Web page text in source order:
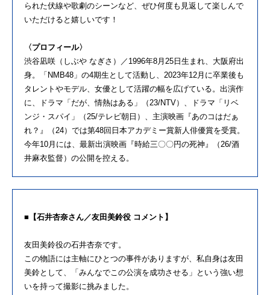
られた伏線や歌劇のシーンなど、ぜひ何度も見返して楽しんで
いただけると嬉しいです！
〈プロフィール〉
渋谷凪咲（しぶや なぎさ）／1996年8月25日生まれ、大阪府出
身。「NMB48」の4期生として活動し、2023年12月に卒業後も
タレントやモデル、女優として活躍の幅を広げている。出演作
に、ドラマ「だが、情熱はある」（23/NTV）、ドラマ「リベ
ンジ・スパイ」（25/テレビ朝日）、主演映画『あのコはだぁ
れ？』（24）では第48回日本アカデミー賞新人俳優賞を受賞。
今年10月には、最新出演映画『時給三〇〇円の死神』（26/酒
井麻衣監督）の公開を控える。
■【石井杏奈さん／友田美鈴役 コメント】
友田美鈴役の石井杏奈です。
この物語には主軸にひとつの事件がありますが、私自身は友田
美鈴として、「みんなでこの公演を成功させる」という強い想
いを持って撮影に挑みました。